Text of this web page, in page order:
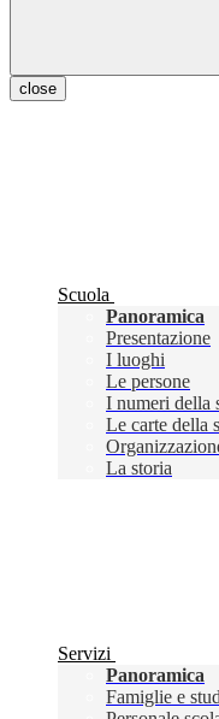
close
Scuola
Panoramica
Presentazione
I luoghi
Le persone
I numeri della
Le carte della
La storia
Servizi
Panoramica
Famiglie e